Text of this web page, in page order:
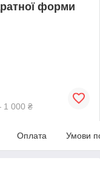
форми
1 000 ₴
Оплата Умови